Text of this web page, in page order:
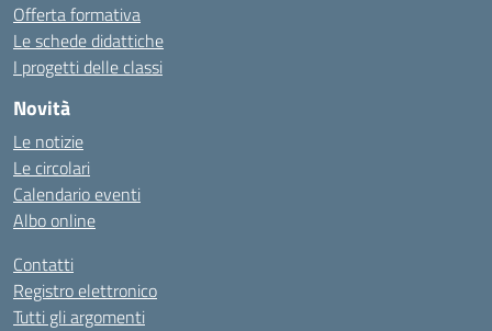
Offerta formativa
Le schede didattiche
I progetti delle classi
Novità
Le notizie
Le circolari
Calendario eventi
Albo online
Contatti
Registro elettronico
Tutti gli argomenti